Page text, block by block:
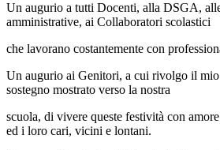
Un augurio a tutti Docenti, alla DSGA,
amministrative, ai Collaboratori scolastici
che lavorano costantemente con
Un augurio ai Genitori, a cui rivolgo il
sostegno mostrato verso la nostra
scuola, di vivere queste festività con
ed i loro cari, vicini e lontani.